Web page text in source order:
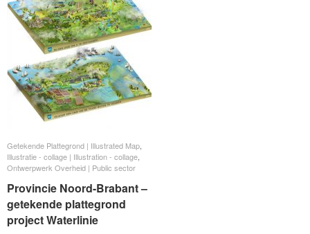
Getekende Plattegrond | Illustrated Map
Illustratie - collage | Illustration - collage
Ontwerpwerk Overheid | Public sector
Provincie Noord-Brabant –
getekende plattegrond
project Waterlinie
Getekende Plattegrond | Illustrated Map
Illustratie - collage | Illustration - collage
Ontwerpwerk Overheid | Public sector
Provincie Noord-Brabant –
getekende plattegrond
project Waterlinie